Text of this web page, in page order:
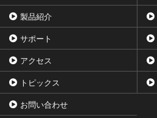
製品紹介
サポート
アクセス
トピックス
お問い合わせ